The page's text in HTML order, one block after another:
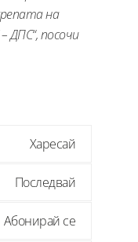
на
ДПС“, посочи
Харесай
Последвай
Абонирай се